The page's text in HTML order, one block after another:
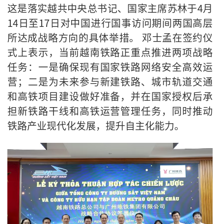
这是落实越共中央总书记、国家主席苏林于4月
14日至17日对中国进行国事访问期间两国高层
所达成战略方向的具体举措。 邓士孟在签约仪
式上表示，当前越南铁路正重点推进两项战略
任务：一是确保现有国家铁路网络安全高效运
营；二是为未来参与新建铁路、城市轨道交通
和高铁项目建设做好准备，并在国家授权后承
担新铁路干线和高铁运营管理任务，同时推动
铁路产业现代化发展，提升自主化能力。